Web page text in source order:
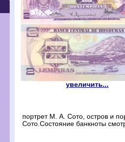
увеличить...
портрет М. А. Сото, остров и
Сото.Состояние банкноты